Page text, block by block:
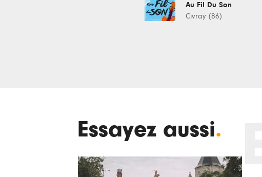
Au Fil Du Son
Civray (86)
Essayez aussi.